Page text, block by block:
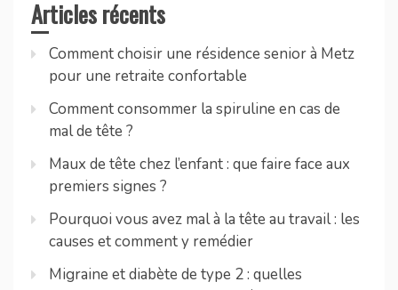
Articles récents
Comment choisir une résidence senior à Metz
pour une retraite confortable
Comment consommer la spiruline en cas de
mal de tête ?
Maux de tête chez l’enfant : que faire face aux
premiers signes ?
Pourquoi vous avez mal à la tête au travail : les
causes et comment y remédier
Migraine et diabète de type 2 : quelles